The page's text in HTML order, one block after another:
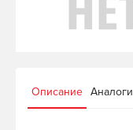
Описание Аналоги